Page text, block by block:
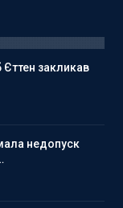
Єттен закликав
недопуск